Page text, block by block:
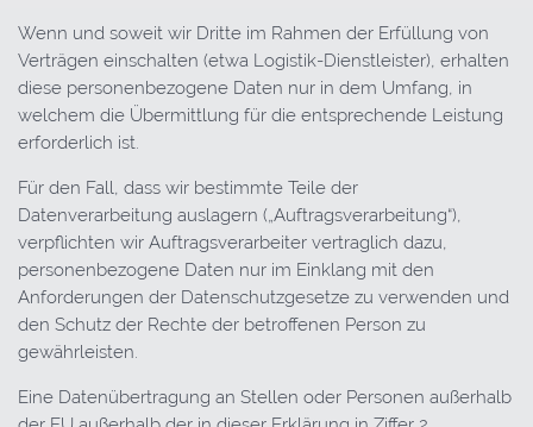
Wenn und soweit wir Dritte im Rahmen der Erfüllung von
Verträgen einschalten (etwa Logistik-Dienstleister), erhalten
diese personenbezogene Daten nur in dem Umfang, in
welchem die Übermittlung für die entsprechende Leistung
erforderlich ist.
Für den Fall, dass wir bestimmte Teile der
Datenverarbeitung auslagern („Auftragsverarbeitung“),
verpflichten wir Auftragsverarbeiter vertraglich dazu,
personenbezogene Daten nur im Einklang mit den
Anforderungen der Datenschutzgesetze zu verwenden und
den Schutz der Rechte der betroffenen Person zu
gewährleisten.
Eine Datenübertragung an Stellen oder Personen außerhalb